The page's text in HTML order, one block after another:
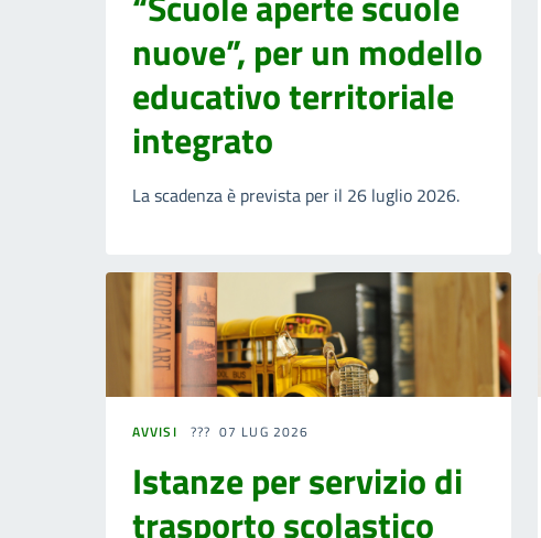
nuove”, per un modello
educativo territoriale
integrato
La scadenza è prevista per il 26 luglio 2026.
AVVISI 07 LUG 2026
Istanze per servizio di
trasporto scolastico